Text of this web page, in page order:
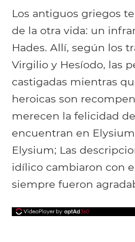
Los antiguos griegos
de la otra vida: un
Hades. Allí, según los
Virgilio y Hesíodo, las
castigadas mientras
heroicas son
merecen la felicidad
encuentran en
Elysium; Las
idílico cambiaron con
siempre fueron